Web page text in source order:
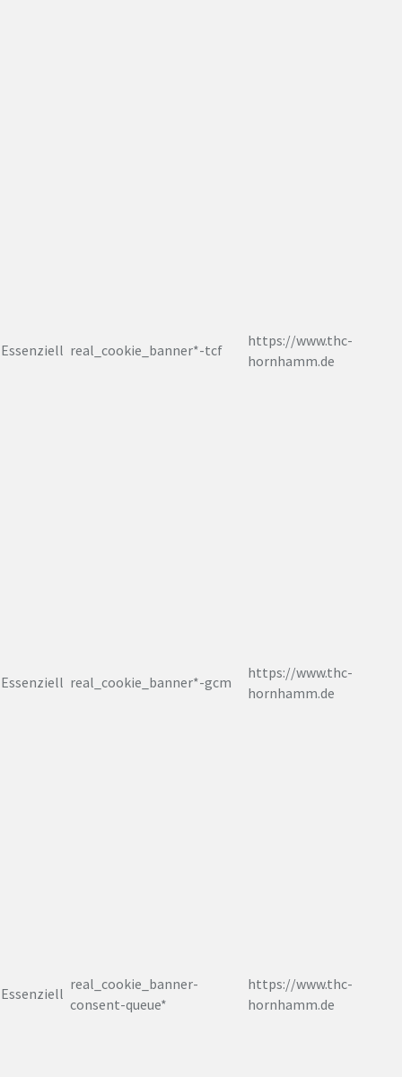
Essenziell real_cookie_banner*-tcf
https://www.thc-
hornhamm.de
Essenziell real_cookie_banner*-gcm
https://www.thc-
hornhamm.de
Essenziell
real_cookie_banner-
consent-queue*
https://www.thc-
hornhamm.de